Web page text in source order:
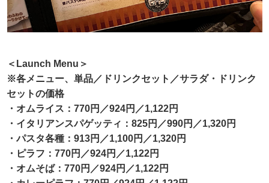
＜Launch Menu＞
※各メニュー、単品／ドリンクセット／サラダ・ドリンク
セットの価格
・オムライス：770円／924円／1,122円
・イタリアンスパゲッティ：825円／990円／1,320円
・パスタ各種：913円／1,100円／1,320円
・ピラフ：770円／924円／1,122円
・オムそば：770円／924円／1,122円